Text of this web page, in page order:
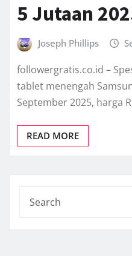
5 Jutaan
Joseph Phillips
followergratis.co.id –
tablet menengah
September 2025, harga
READ MORE